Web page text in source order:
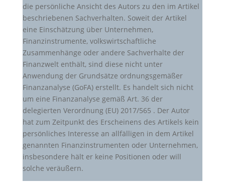
die persönliche Ansicht des Autors zu den im Artikel
beschriebenen Sachverhalten. Soweit der Artikel
eine Einschätzung über Unternehmen,
Finanzinstrumente, volkswirtschaftliche
Zusammenhänge oder andere Sachverhalte der
Finanzwelt enthält, sind diese nicht unter
Anwendung der Grundsätze ordnungsgemäßer
Finanzanalyse (GoFA) erstellt. Es handelt sich nicht
um eine Finanzanalyse gemäß Art. 36 der
delegierten Verordnung (EU) 2017/565 . Der Autor
hat zum Zeitpunkt des Erscheinens des Artikels kein
persönliches Interesse an allfälligen in dem Artikel
genannten Finanzinstrumenten oder Unternehmen,
insbesondere hält er keine Positionen oder will
solche veräußern.